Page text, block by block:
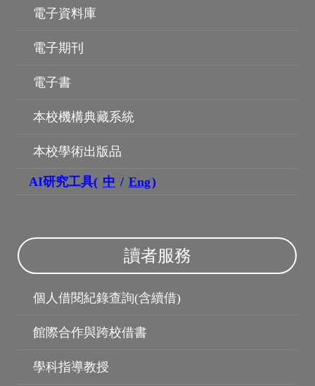
博碩士論文
電子資料庫
電子期刊
電子書
本校機構典藏系統
本校學術出版品
AI研究工具( 中 / Eng)
讀者服務
個人借閱紀錄查詢(含續借)
館際合作與跨校借書
學科指導教授